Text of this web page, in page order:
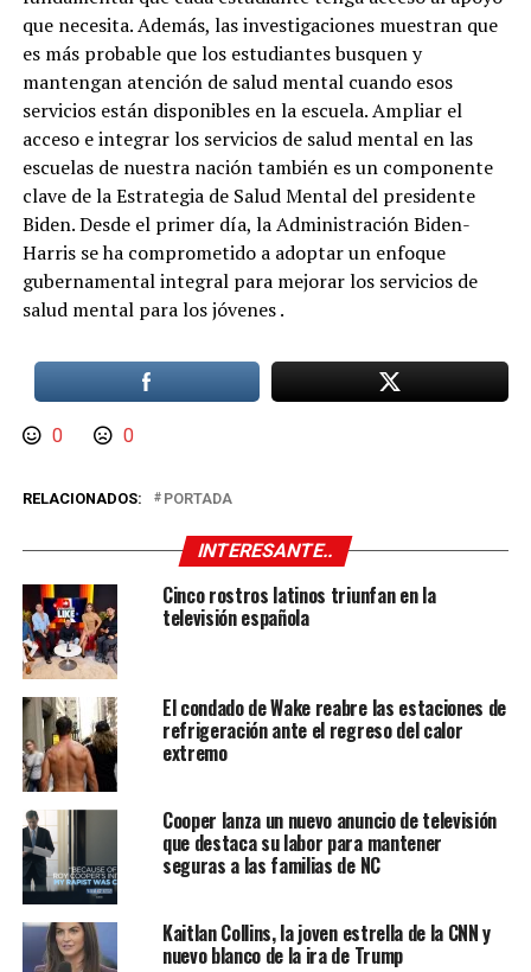
que necesita. Además, las investigaciones muestran que
es más probable que los estudiantes busquen y
mantengan atención de salud mental cuando esos
servicios están disponibles en la escuela. Ampliar el
acceso e integrar los servicios de salud mental en las
escuelas de nuestra nación también es un componente
clave de la Estrategia de Salud Mental del presidente
Biden. Desde el primer día, la Administración Biden-
Harris se ha comprometido a adoptar un enfoque
gubernamental integral para mejorar los servicios de
salud mental para los jóvenes .
0 0
RELACIONADOS: PORTADA
INTERESANTE..
Cinco rostros latinos triunfan en la
televisión española
El condado de Wake reabre las estaciones de
refrigeración ante el regreso del calor
extremo
Cooper lanza un nuevo anuncio de televisión
que destaca su labor para mantener
seguras a las familias de NC
Kaitlan Collins, la joven estrella de la CNN y
nuevo blanco de la ira de Trump